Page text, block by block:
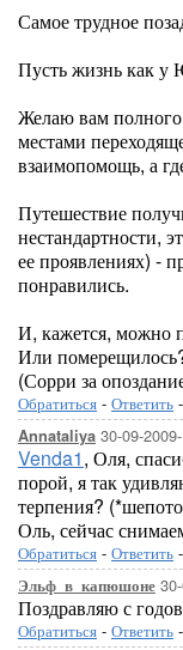
Самое трудное
Пусть жизнь как у
Желаю вам
местами
взаимопомощь, а
Путешествие
нестандартности,
ее проявлениях) -
понравились.
И, кажется, можно
Или
(Сорри за
Обратиться - Ответить -
Annataliya 30-09-
Venda1, Оля,
порой, я так
терпения?
Оль, сейчас
Обратиться - Ответить -
Эльф_в_капюшоне
Поздравляю с
Обратиться - Ответить -